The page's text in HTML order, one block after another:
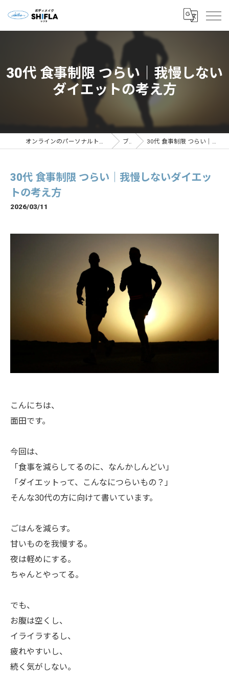
30代 食事制限 つらい｜我慢しない
ダイエットの考え方
オンラインのパーソナルトレーニングならボディメイクSHIFLA ブログ 30代 食事制限 つらい｜我慢しないダイエットの考え方
30代 食事制限 つらい｜我慢しないダイエッ
トの考え方
2026/03/11
こんにちは、
面田です。
今回は、
「食事を減らしてるのに、なんかしんどい」
「ダイエットって、こんなにつらいもの？」
そんな30代の方に向けて書いています。
ごはんを減らす。
甘いものを我慢する。
夜は軽めにする。
ちゃんとやってる。
でも、
お腹は空くし、
イライラするし、
疲れやすいし、
続く気がしない。